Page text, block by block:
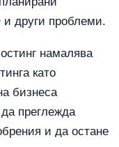
и други проблеми.
намалява
като
бизнеса
преглежда
и да остане